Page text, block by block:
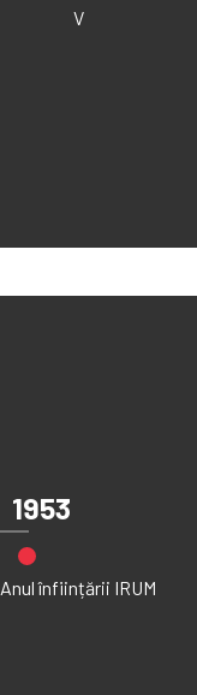
V
1953
Anul înființării IRUM